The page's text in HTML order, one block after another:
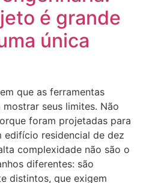
é grande
única
que as ferramentas
seus limites. Não
foram projetadas para
residencial de dez
complexidade não são o
diferentes: são
distintos, que exigem